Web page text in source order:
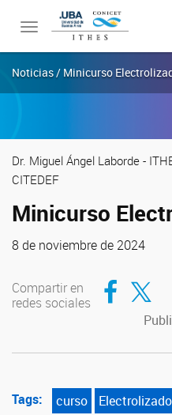
Toggle
Noticias / Minicurso
Dr. Miguel Ángel Laborde -
CITEDEF
Minicurso
8 de noviembre de 2024
Compartir en
redes sociales
Compartir en
Compartir
Tags: curso